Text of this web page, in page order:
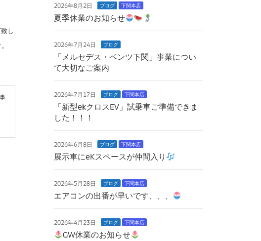
し
2026年8月2日 ブログ 下関本店
夏季休業のお知らせ
2026年7月24日 ブログ
「メルセデス・ベンツ下関」事業につい
て大切なご案内
2026年7月17日 ブログ 下関本店
「新型ekクロスEV」試乗車ご準備できま
した！！！
2026年6月8日 ブログ 下関本店
展示車にeKスペースが仲間入り
2026年5月28日 ブログ 下関本店
エアコンの出番が早いです、、、
2026年4月23日 ブログ 下関本店
GW休業のお知らせ